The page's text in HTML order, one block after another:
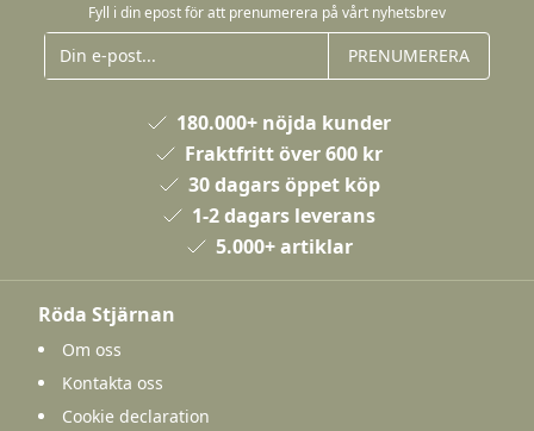
Fyll i din epost för att prenumerera på vårt nyhetsbrev
PRENUMERERA
180.000+ nöjda kunder
Fraktfritt över 600 kr
30 dagars öppet köp
1-2 dagars leverans
5.000+ artiklar
Röda Stjärnan
Om oss
Kontakta oss
Cookie declaration